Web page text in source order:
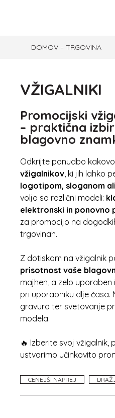
DOMOV – TRGOVINA
VŽIGALNIKI
Promocijski
– praktična
blagovno
Odkrijte ponudbo
vžigalnikov, ki jih lahko
logotipom, sloganom
voljo so različni modeli:
elektronski in ponovno
za promocijo na
trgovinah.
Z dotiskom na vžigalnik
prisotnost vaše
majhen, a zelo
pri uporabniku dlje časa.
gravuro ter svetovanje
modela.
🔥 Izberite svoj vžigalnik,
ustvarimo učinkovito
CENEJŠI NAPREJ